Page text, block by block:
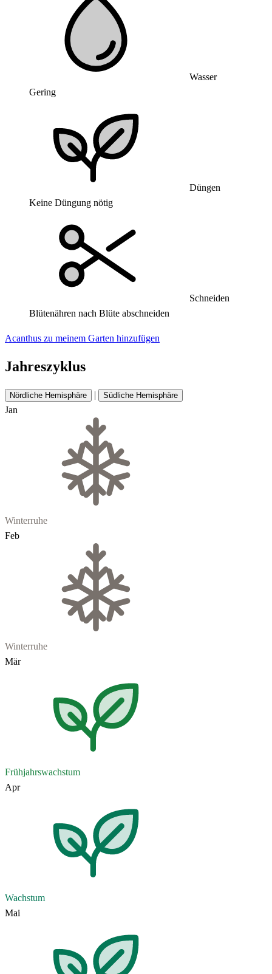
Wasser
Gering
Düngen
Keine Düngung nötig
Schneiden
Blütenähren nach Blüte abschneiden
Acanthus zu meinem Garten hinzufügen
Jahreszyklus
Nördliche Hemisphäre | Südliche Hemisphäre
Jan
Winterruhe
Feb
Winterruhe
Mär
Frühjahrswachstum
Apr
Wachstum
Mai